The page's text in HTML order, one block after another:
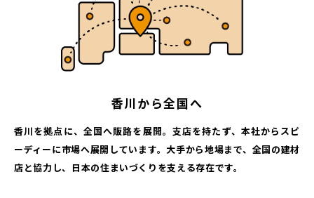
香川から全国へ
香川を拠点に、全国へ販路を展開。支店を持たず、本社からスピ
ーディーに市場へ展開しています。大手から地場まで、全国の建材
店と協力し、日本の住まいづくりを支える存在です。